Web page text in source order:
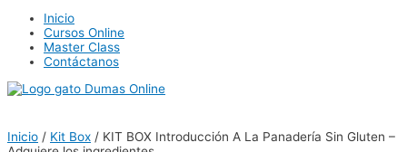
Inicio
Cursos Online
Master Class
Contáctanos
Inicio / Kit Box / KIT BOX Introducción A La Panadería Sin Gluten –